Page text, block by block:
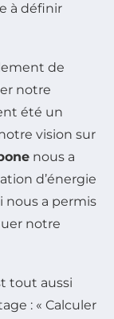
à définir
de
notre
été un
vision sur
nous a
d’énergie
nous a permis
notre
tout aussi
: « Calculer